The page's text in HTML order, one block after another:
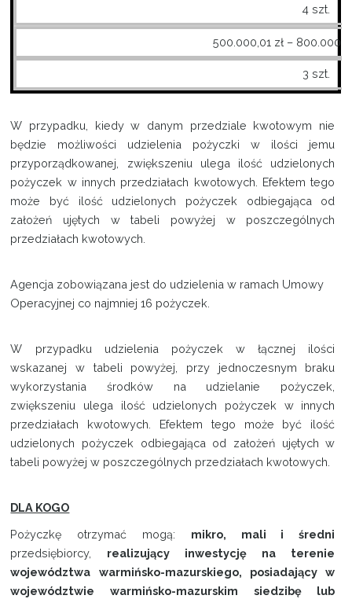
4 szt.
500.000,01 zł –
3 szt.
W przypadku, kiedy w danym przedziale kwotowym nie
będzie możliwości udzielenia pożyczki w ilości jemu
przyporządkowanej, zwiększeniu ulega ilość udzielonych
pożyczek w innych przedziałach kwotowych. Efektem tego
może być ilość udzielonych pożyczek odbiegająca od
założeń ujętych w tabeli powyżej w poszczególnych
przedziałach kwotowych.
Agencja zobowiązana jest do udzielenia w ramach Umowy
Operacyjnej co najmniej 16 pożyczek.
W przypadku udzielenia pożyczek w łącznej ilości
wskazanej w tabeli powyżej, przy jednoczesnym braku
wykorzystania środków na udzielanie pożyczek,
zwiększeniu ulega ilość udzielonych pożyczek w innych
przedziałach kwotowych. Efektem tego może być ilość
udzielonych pożyczek odbiegająca od założeń ujętych w
tabeli powyżej w poszczególnych przedziałach kwotowych.
DLA KOGO
Pożyczkę otrzymać mogą: mikro, mali i średni
przedsiębiorcy, realizujący inwestycję na terenie
województwa warmińsko-mazurskiego, posiadający w
województwie warmińsko-mazurskim siedzibę lub